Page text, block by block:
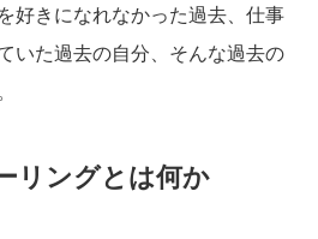
好きになれなかった過去、仕事
いた過去の自分、そんな過去の
リングとは何か